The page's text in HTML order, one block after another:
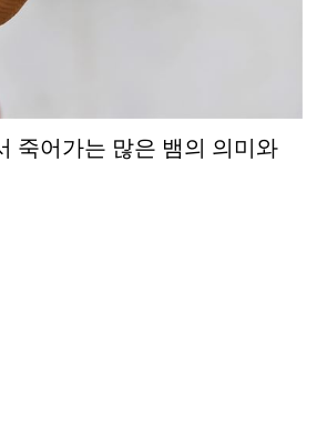
죽어가는 많은 뱀의 의미와